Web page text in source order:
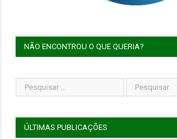
NÃO ENCONTROU O QUE QUERIA?
ÚLTIMAS PUBLICAÇÕES